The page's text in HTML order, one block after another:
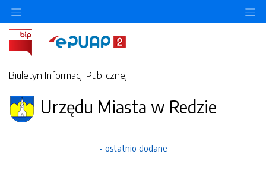
Biuletyn Informacji Publicznej
Urzędu Miasta w Redzie
ostatnio dodane